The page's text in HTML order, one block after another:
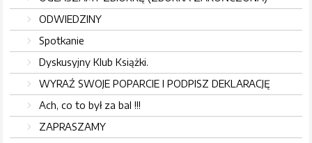
ODWIEDZINY
Spotkanie
Dyskusyjny Klub Książki.
WYRAŹ SWOJE POPARCIE I PODPISZ DEKLARACJĘ
Ach, co to był za bal !!!
ZAPRASZAMY